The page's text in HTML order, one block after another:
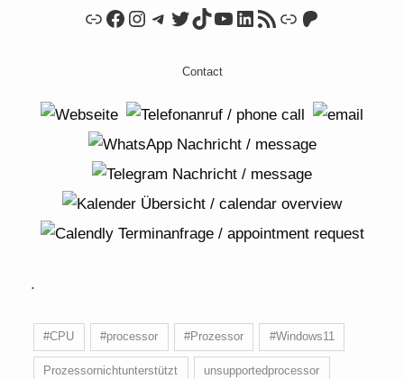
LinkFacebook
Instagram
Telegram
Twitter
TikTok
YouTube
LinkedIn
RSS Feed
LinkPatreon
Contact
.
#CPU #processor #Prozessor #Windows11
Prozessornichtunterstützt unsupportedprocessor